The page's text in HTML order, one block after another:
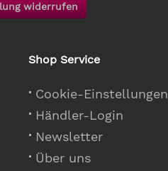
widerrufen
Shop Service
Cookie-Einstellungen
Händler-Login
Newsletter
Über uns